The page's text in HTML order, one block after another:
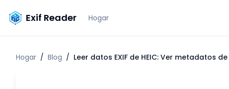
Exif Reader Hogar
Hogar / Blog / Leer datos EXIF de HEIC: Ver metadatos